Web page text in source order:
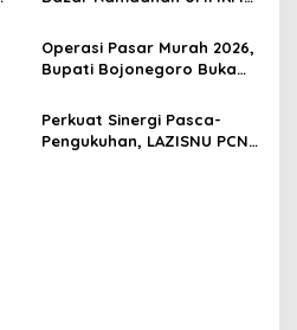
Pertumbuhan dan
Penguatan Pelaku Usaha
Operasi Pasar Murah 2026,
Bupati Bojonegoro Buka
Perdana Di Desa
Tanjungharjo, Kapas
Perkuat Sinergi Pasca-
Pengukuhan, LAZISNU PCNU